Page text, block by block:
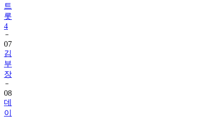
트
롯
4
07
김
부
장
08
데
이